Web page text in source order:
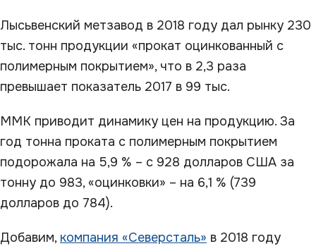
Лысьвенский метзавод в 2018 году дал рынку 230
тыс. тонн продукции «прокат оцинкованный с
полимерным покрытием», что в 2,3 раза
превышает показатель 2017 в 99 тыс.
ММК приводит динамику цен на продукцию. За
год тонна проката с полимерным покрытием
подорожала на 5,9 % – с 928 долларов США за
тонну до 983, «оцинковки» – на 6,1 % (739
долларов до 784).
Добавим, компания «Северсталь» в 2018 году